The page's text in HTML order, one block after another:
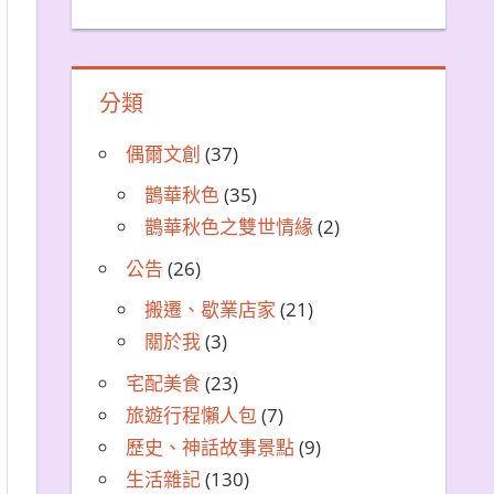
分類
偶爾文創 (37)
鵲華秋色(35)
鵲華秋色之雙世情緣(2)
公告 (26)
搬遷、歇業店家 (21)
關於我(3)
宅配美食(23)
旅遊行程懶人包(7)
歷史、神話故事景點(9)
生活雜記(130)